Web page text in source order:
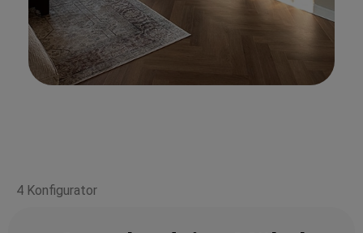
4 Konfigurator